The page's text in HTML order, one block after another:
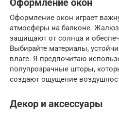
Оформление окон
Оформление окон играет
атмосферы на балконе.
защищают от солнца и
Выбирайте материалы,
влаге. Я предпочитаю
полупрозрачные шторы,
создают ощущение
Декор и аксессуары